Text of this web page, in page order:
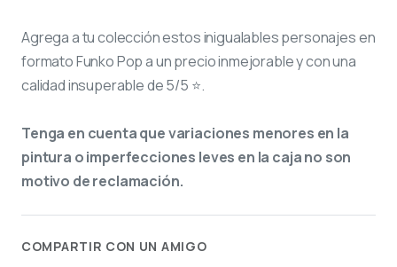
Agrega a tu colección estos inigualables personajes en
formato Funko Pop a un precio inmejorable y con una
calidad insuperable de 5/5 ⭐.
Tenga en cuenta que variaciones menores en la
pintura o imperfecciones leves en la caja no son
motivo de reclamación.
COMPARTIR CON UN AMIGO